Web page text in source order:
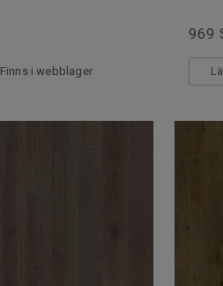
Finns i webblager
969